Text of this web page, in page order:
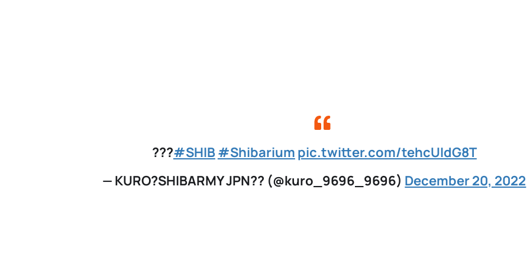
???#SHIB#Shibarium pic.twitter.com/tehcUIdG8T
— KURO?SHIBARMY JPN?? (@kuro_9696_9696) December 20, 2022